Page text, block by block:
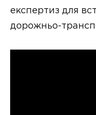
експертиз для
дорожньо-